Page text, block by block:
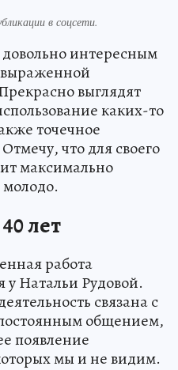
в соцсети.
интересным
выглядят
каких-то
точечное
что для своего
максимально
молодо.
лет
работа
у Натальи Рудовой.
связана с
общением,
появление
мы и не видим.